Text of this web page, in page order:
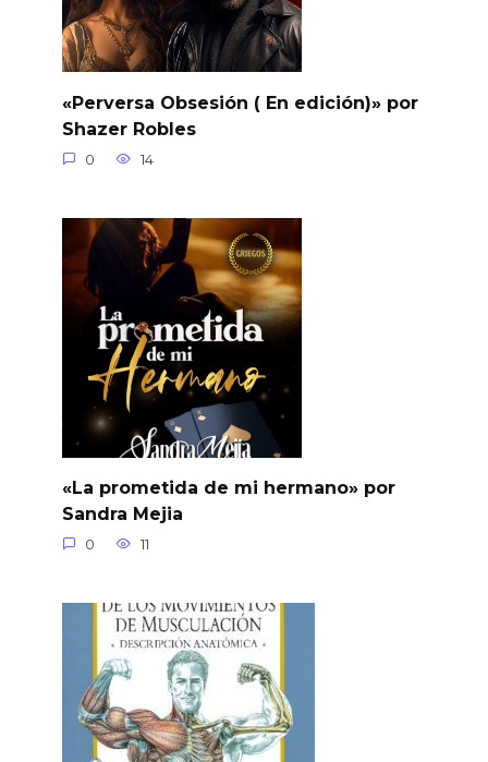
«Perversa Obsesión ( En edición)» por
Shazer Robles
0 14
«La prometida de mi hermano» por
Sandra Mejia
0 11